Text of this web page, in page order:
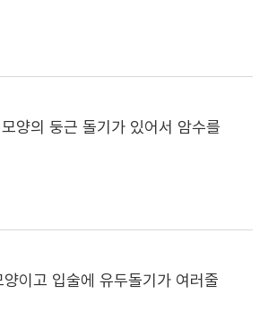
양의 둥근 돌기가 있어서 암수를
이고 입술에 유두돌기가 여러줄